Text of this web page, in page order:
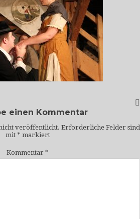
einen Kommentar
veröffentlicht. Erforderliche Felder sind
mit * markiert
Kommentar *